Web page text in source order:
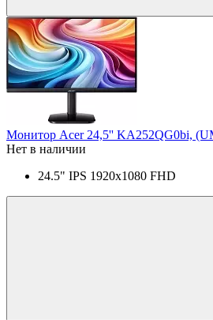
Монитор Acer 24,5'' KA252QG0bi,
Нет в наличии
24.5" IPS 1920x1080 FHD